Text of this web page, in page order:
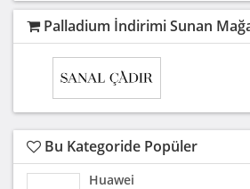
Palladium İndirimi Sunan
Bu Kategoride Popüler
Huawei